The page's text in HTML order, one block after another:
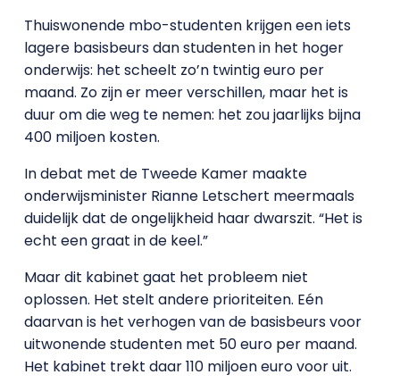
Thuiswonende mbo-studenten krijgen een iets
lagere basisbeurs dan studenten in het hoger
onderwijs: het scheelt zo’n twintig euro per
maand. Zo zijn er meer verschillen, maar het is
duur om die weg te nemen: het zou jaarlijks bijna
400 miljoen kosten.
In debat met de Tweede Kamer maakte
onderwijsminister Rianne Letschert meermaals
duidelijk dat de ongelijkheid haar dwarszit. “Het is
echt een graat in de keel.”
Maar dit kabinet gaat het probleem niet
oplossen. Het stelt andere prioriteiten. Eén
daarvan is het verhogen van de basisbeurs voor
uitwonende studenten met 50 euro per maand.
Het kabinet trekt daar 110 miljoen euro voor uit.